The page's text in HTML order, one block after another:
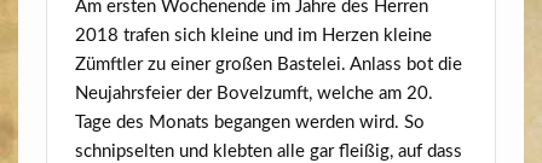
Am ers­ten Wochen­en­de im Jah­re des Her­ren
2018 tra­fen sich klei­ne und im Her­zen klei­ne
Zümft­ler zu einer gro­ßen Bas­te­lei. Anlass bot die
Neu­jahrs­fei­er der Bovelzumft, wel­che am 20.
Tage des Monats began­gen wer­den wird. So
schnip­sel­ten und kleb­ten alle gar flei­ßig, auf dass